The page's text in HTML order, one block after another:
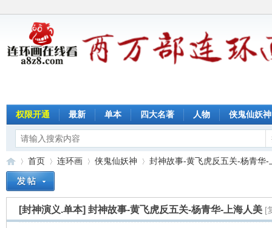
权限开通 最新 单本 四大名著 人物 侠鬼仙妖神
»
首页
›
连环画
›
侠鬼仙妖神
›
封神故事-黄飞虎反五关-杨青华-
[封神演义.单本] 封神故事-黄飞虎反五关-杨青华-上海人美 [